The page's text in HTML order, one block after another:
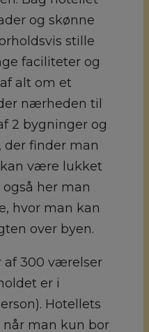
og skønne
stille
faciliteter og
alt om et
nærheden til
2 bygninger og
der finder man
kan være lukket
her man
hvor man kan
over byen.
af 300 værelser
er i
Hotellets
man kun bor